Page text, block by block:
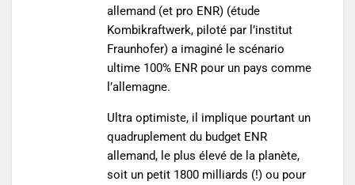
allemand (et pro ENR) (étude
Kombikraftwerk, piloté par l’institut
Fraunhofer) a imaginé le scénario
ultime 100% ENR pour un pays comme
l’allemagne.
Ultra optimiste, il implique pourtant un
quadruplement du budget ENR
allemand, le plus élevé de la planète,
soit un petit 1800 milliards (!) ou pour